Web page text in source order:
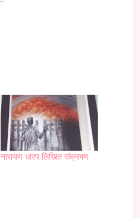
नारायण धारप लिखित संक्रमण